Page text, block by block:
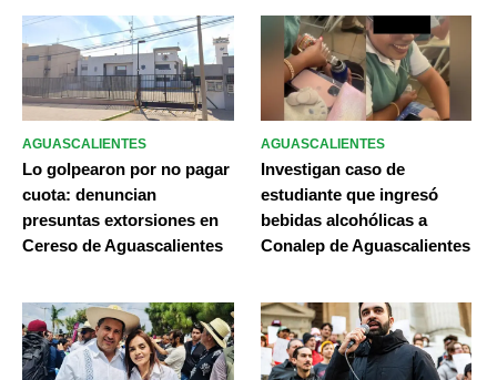
AGUASCALIENTES
Lo golpearon por no pagar
cuota: denuncian
presuntas extorsiones en
Cereso de Aguascalientes
AGUASCALIENTES
Investigan caso de
estudiante que ingresó
bebidas alcohólicas a
Conalep de Aguascalientes